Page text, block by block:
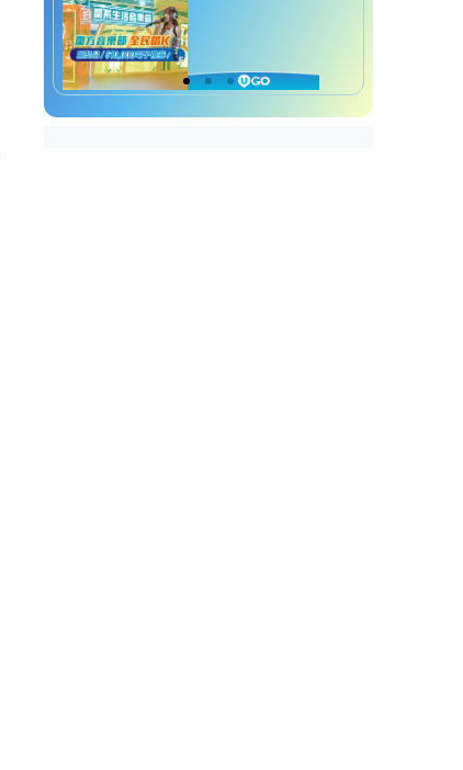
山隐世草原
白虎山交通路线
香港大草地︱6. 清水湾大坑墩风